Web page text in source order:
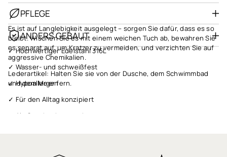
PFLEGE
Es ist auf Langlebigkeit ausgelegt – sorgen Sie dafür, dass es so
bleibt. Wischen Sie es mit einem weichen Tuch ab, bewahren Sie
es separat auf, um Kratzer zu vermeiden, und verzichten Sie auf
aggressive Chemikalien.
Lederartikel: Halten Sie sie von der Dusche, dem Schwimmbad
und dem Meer fern.
ANDERS GEBAUT
✓ Hochwertiger Edelstahl 316L
✓ Wasser- und schweißfest
✓ Hypoallergen
✓ Für den Alltag konzipiert
✓ Als Geschenk verpackt